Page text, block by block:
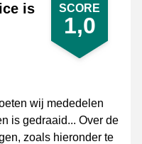
SCORE
1,0
is
wij mededelen
is gedraaid... Over de
zoals hieronder te